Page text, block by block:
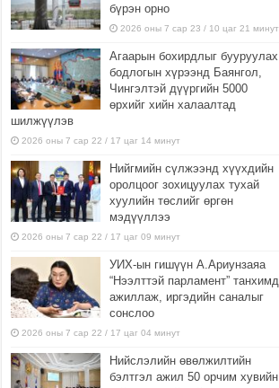
бүрэн орно
2026 оны 7 сар 23 / 10 цаг 21 минут
Агаарын бохирдлыг бууруулах
бодлогын хүрээнд Баянгол,
Чингэлтэй дүүргийн 5000
өрхийг хийн халаалтад
шилжүүлэв
2026 оны 7 сар 22 / 17 цаг 14 минут
Нийгмийн сүлжээнд хүүхдийн
оролцоог зохицуулах тухай
хуулийн төслийг өргөн
мэдүүллээ
2026 оны 7 сар 22 / 17 цаг 09 минут
УИХ-ын гишүүн А.Ариунзаяа
“Нээлттэй парламент” танхимд
ажиллаж, иргэдийн саналыг
сонслоо
2026 оны 7 сар 22 / 17 цаг 04 минут
Нийслэлийн өвөлжилтийн
бэлтгэл ажил 50 орчим хувийн